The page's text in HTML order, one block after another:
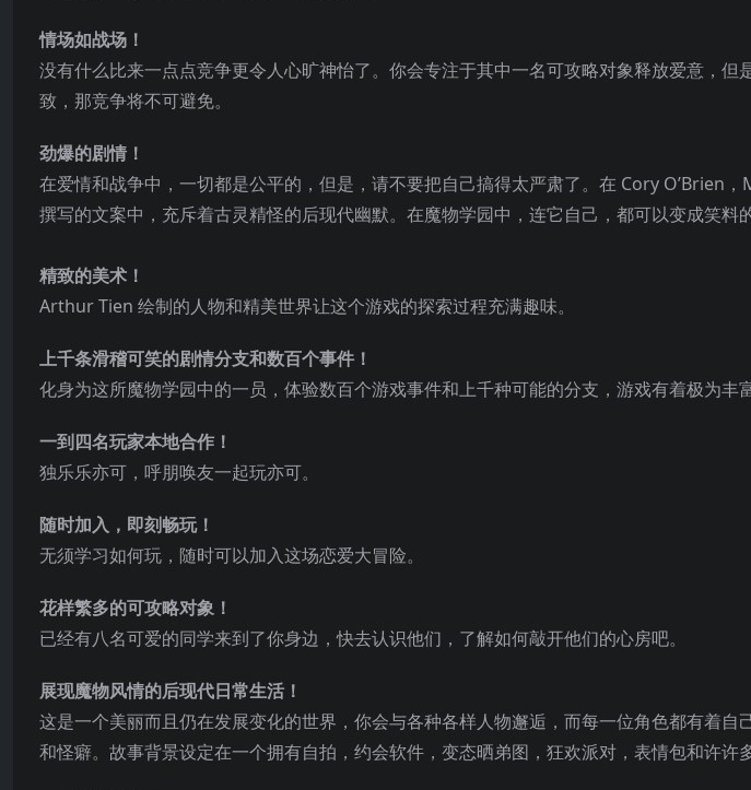
情场如战场！
没有什么比来一点点竞争更令人心旷神怡了。你会专注于其中一名可攻略对象释放爱意，但
致，那竞争将不可避免。
劲爆的剧情！
在爱情和战争中，一切都是公平的，但是，请不要把自己搞得太严肃了。在 Cory O’Brien
撰写的文案中，充斥着古灵精怪的后现代幽默。在魔物学园中，连它自己，都可以变成笑料的
精致的美术！
Arthur Tien 绘制的人物和精美世界让这个游戏的探索过程充满趣味。
上千条滑稽可笑的剧情分支和数百个事件！
化身为这所魔物学园中的一员，体验数百个游戏事件和上千种可能的分支，游戏有着极为丰
一到四名玩家本地合作！
独乐乐亦可，呼朋唤友一起玩亦可。
随时加入，即刻畅玩！
无须学习如何玩，随时可以加入这场恋爱大冒险。
花样繁多的可攻略对象！
已经有八名可爱的同学来到了你身边，快去认识他们，了解如何敲开他们的心房吧。
展现魔物风情的后现代日常生活！
这是一个美丽而且仍在发展变化的世界，你会与各种各样人物邂逅，而每一位角色都有着自
和怪癖。故事背景设定在一个拥有自拍，约会软件，变态晒弟图，狂欢派对，表情包和许许